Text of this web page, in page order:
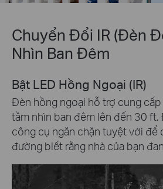
Chuyển Đổi IR (Đèn
Nhìn Ban Đêm
Bật LED Hồng Ngoại (IR)
Đèn hồng ngoại hỗ trợ cung cấp
tầm nhìn ban đêm lên đến 30
công cụ ngăn chặn tuyệt vời để
đường biết rằng nhà của bạn